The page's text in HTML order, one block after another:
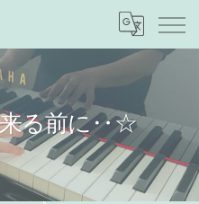
る前に‥☆